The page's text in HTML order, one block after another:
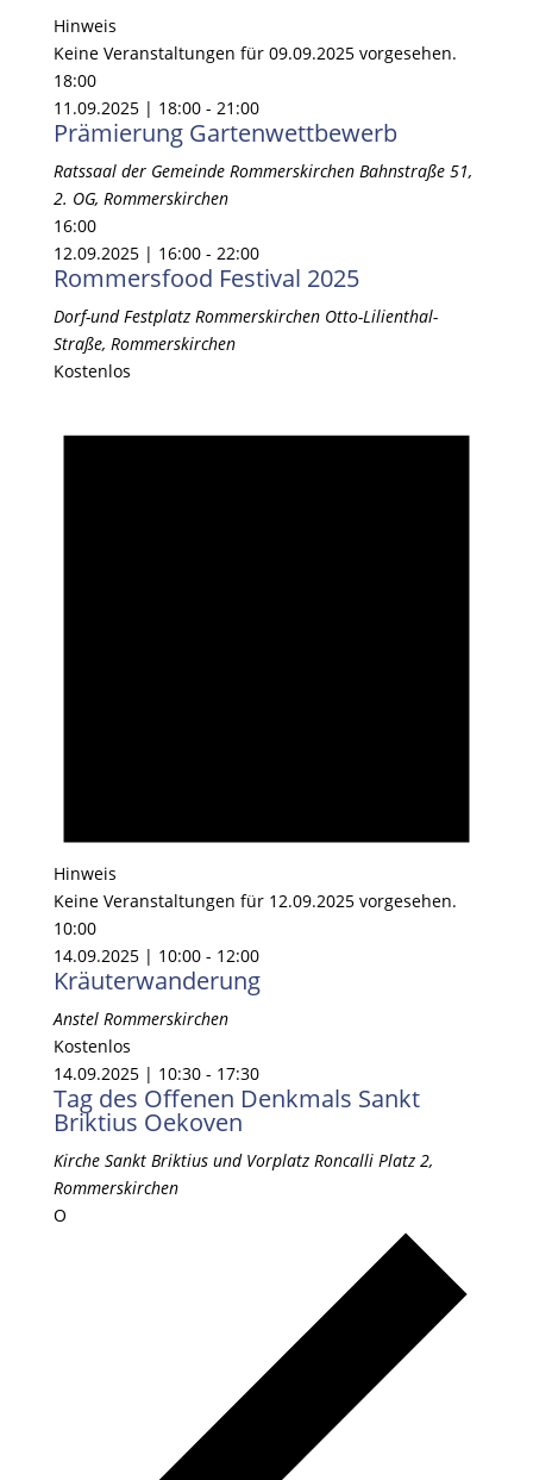
Hinweis
Keine Veranstaltungen für 09.09.2025 vorgesehen.
18:00
11.09.2025 | 18:00- 21:00
Prämierung Gartenwettbewerb
Ratssaal der Gemeinde Rommerskirchen Bahnstraße 51,
2. OG, Rommerskirchen
16:00
12.09.2025 | 16:00- 22:00
Rommersfood Festival 2025
Dorf-und Festplatz Rommerskirchen Otto-Lilienthal-
Straße, Rommerskirchen
Kostenlos
Hinweis
Keine Veranstaltungen für 12.09.2025 vorgesehen.
10:00
14.09.2025 | 10:00- 12:00
Kräuterwanderung
Anstel Rommerskirchen
Kostenlos
14.09.2025 | 10:30- 17:30
Tag des Offenen Denkmals Sankt
Briktius Oekoven
Kirche Sankt Briktius und Vorplatz Roncalli Platz 2,
Rommerskirchen
O